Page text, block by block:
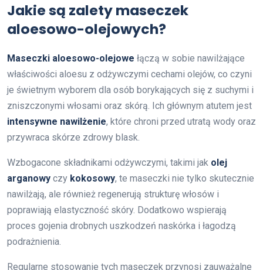
Jakie są zalety maseczek
aloesowo-olejowych?
Maseczki aloesowo-olejowe łączą w sobie nawilżające
właściwości aloesu z odżywczymi cechami olejów, co czyni
je świetnym wyborem dla osób borykających się z suchymi i
zniszczonymi włosami oraz skórą. Ich głównym atutem jest
intensywne nawilżenie, które chroni przed utratą wody oraz
przywraca skórze zdrowy blask.
Wzbogacone składnikami odżywczymi, takimi jak olej
arganowy czy kokosowy, te maseczki nie tylko skutecznie
nawilżają, ale również regenerują strukturę włosów i
poprawiają elastyczność skóry. Dodatkowo wspierają
proces gojenia drobnych uszkodzeń naskórka i łagodzą
podrażnienia.
Regularne stosowanie tych maseczek przynosi zauważalne